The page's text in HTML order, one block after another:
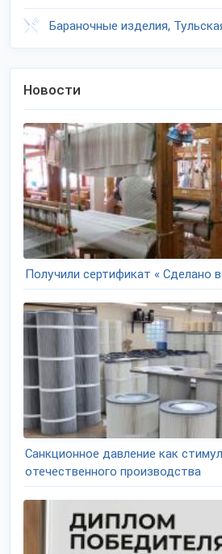
Бараночные изделия,
Новости
Получили сертификат « Сделано
Санкционное давление как
отечественного производства